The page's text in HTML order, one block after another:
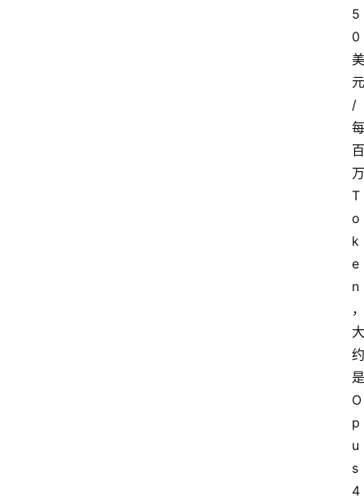
5
0
美
元
/
每
百
万
T
o
k
e
n
，
大
约
是
O
p
u
s
4